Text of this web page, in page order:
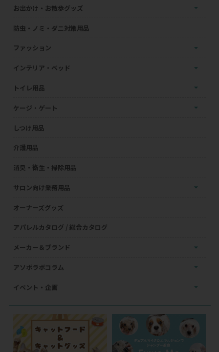
お出かけ・お散歩グッズ
防虫・ノミ・ダニ対策用品
ファッション
インテリア・ベッド
トイレ用品
ケージ・ゲート
しつけ用品
介護用品
消臭・衛生・掃除用品
サロン向け業務用品
オーナーズグッズ
アパレルカタログ / 総合カタログ
メーカー＆ブランド
アソボラボコラム
イベント・企画